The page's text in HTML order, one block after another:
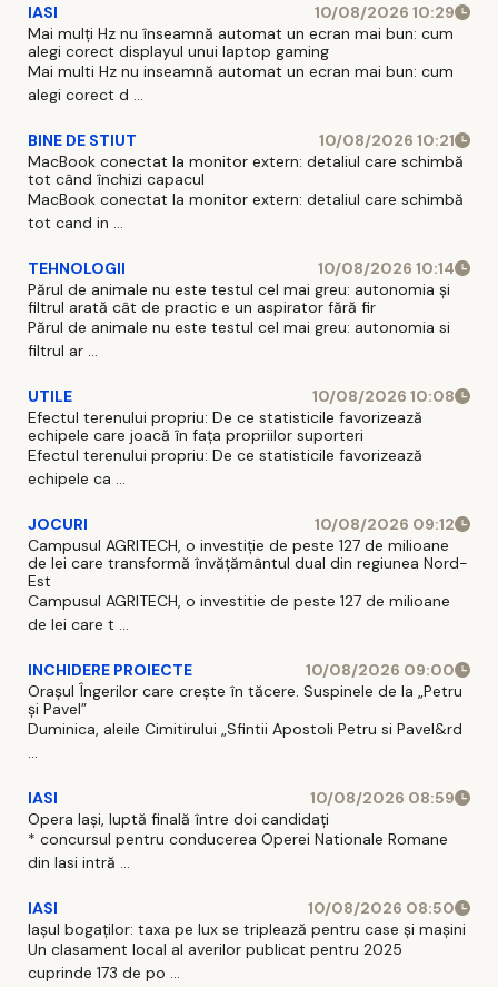
IASI
10/08/2026 10:29
Mai mulți Hz nu înseamnă automat un ecran mai bun: cum
alegi corect displayul unui laptop gaming
Mai multi Hz nu inseamnă automat un ecran mai bun: cum
alegi corect d ...
BINE DE STIUT
10/08/2026 10:21
MacBook conectat la monitor extern: detaliul care schimbă
tot când închizi capacul
MacBook conectat la monitor extern: detaliul care schimbă
tot cand in ...
TEHNOLOGII
10/08/2026 10:14
Părul de animale nu este testul cel mai greu: autonomia și
filtrul arată cât de practic e un aspirator fără fir
Părul de animale nu este testul cel mai greu: autonomia si
filtrul ar ...
UTILE
10/08/2026 10:08
Efectul terenului propriu: De ce statisticile favorizează
echipele care joacă în fața propriilor suporteri
Efectul terenului propriu: De ce statisticile favorizează
echipele ca ...
JOCURI
10/08/2026 09:12
Campusul AGRITECH, o investiție de peste 127 de milioane
de lei care transformă învățământul dual din regiunea Nord-
Est
Campusul AGRITECH, o investitie de peste 127 de milioane
de lei care t ...
INCHIDERE PROIECTE
10/08/2026 09:00
Orașul Îngerilor care crește în tăcere. Suspinele de la „Petru
și Pavel”
Duminica, aleile Cimitirului „Sfintii Apostoli Petru si Pavel&rd
...
IASI
10/08/2026 08:59
Opera Iași, luptă finală între doi candidați
* concursul pentru conducerea Operei Nationale Romane
din Iasi intră ...
IASI
10/08/2026 08:50
Iașul bogaților: taxa pe lux se triplează pentru case și mașini
Un clasament local al averilor publicat pentru 2025
cuprinde 173 de po ...